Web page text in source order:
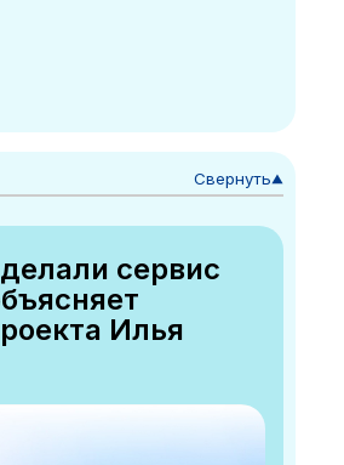
Свернуть▼
сервис
Илья